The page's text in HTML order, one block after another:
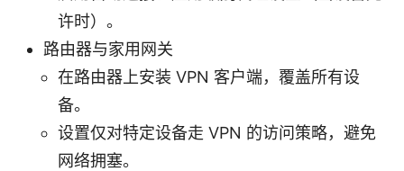
许时）。
路由器与家用网关
在路由器上安装 VPN 客户端，覆盖所有设
备。
设置仅对特定设备走 VPN 的访问策略，避免
网络拥塞。